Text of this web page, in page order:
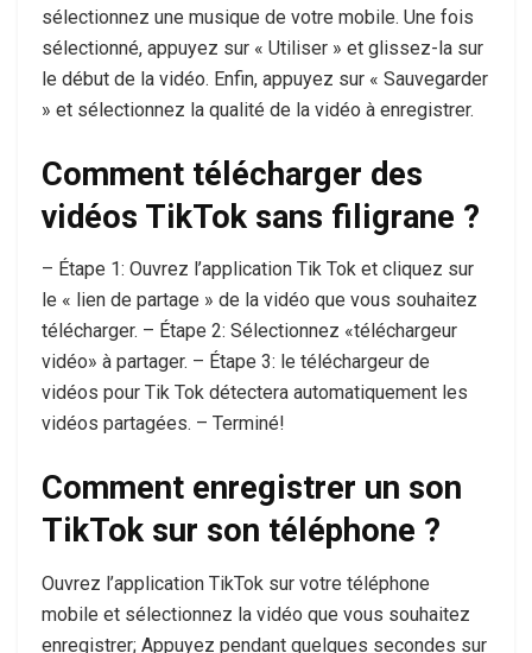
sélectionnez une musique de votre mobile. Une fois
sélectionné, appuyez sur « Utiliser » et glissez-la sur
le début de la vidéo. Enfin, appuyez sur « Sauvegarder
» et sélectionnez la qualité de la vidéo à enregistrer.
Comment télécharger des
vidéos TikTok sans filigrane ?
– Étape 1: Ouvrez l’application Tik Tok et cliquez sur
le « lien de partage » de la vidéo que vous souhaitez
télécharger. – Étape 2: Sélectionnez «téléchargeur
vidéo» à partager. – Étape 3: le téléchargeur de
vidéos pour Tik Tok détectera automatiquement les
vidéos partagées. – Terminé!
Comment enregistrer un son
TikTok sur son téléphone ?
Ouvrez l’application TikTok sur votre téléphone
mobile et sélectionnez la vidéo que vous souhaitez
enregistrer; Appuyez pendant quelques secondes sur